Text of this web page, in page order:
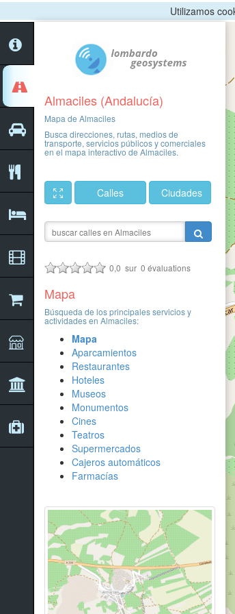
Utilizamos
Almaciles (Andalucía)
Mapa de Almaciles
Busca direcciones, rutas, medios de
transporte, servicios públicos y comerciales
en el mapa interactivo de Almaciles.
Calles Ciudades
0,0 sur 0 évaluations
Mapa
Búsqueda de los principales servicios y
actividades en Almaciles:
Mapa
Aparcamientos
Restaurantes
Hoteles
Museos
Monumentos
Cines
Teatros
Supermercados
Cajeros automáticos
Farmacías